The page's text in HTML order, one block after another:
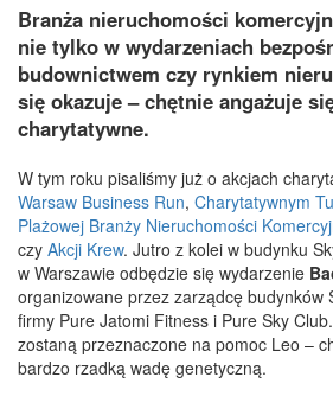
Branża nieruchomości
nie tylko w wydarzeniach
budownictwem czy rynkiem
się okazuje – chętnie angażuje
charytatywne.
W tym roku pisaliśmy już o akcjach
Warsaw Business Run, Charytatywnym
Plażowej Branży Nieruchomości
czy Akcji Krew. Jutro z kolei w budynku
w Warszawie odbędzie się wydarzenie
organizowane przez zarządcę budynków
firmy Pure Jatomi Fitness i Pure Sky
zostaną przeznaczone na pomoc Leo –
bardzo rzadką wadę genetyczną.